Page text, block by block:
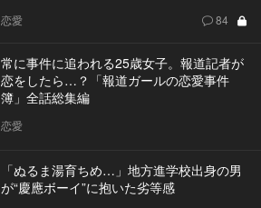
恋愛 84
常に事件に追われる25歳女子。報道記者が
恋をしたら…？「報道ガールの恋愛事件
簿」全話総集編
恋愛
「ぬるま湯育ちめ…」地方進学校出身の男
が“慶應ボーイ”に抱いた劣等感